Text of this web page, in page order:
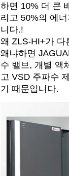
하면 10% 더 큰
리고 50%의 에
니다.!
왜 ZLS-HI+가 다
왜냐하면
수 밸브, 개별 액
고 VSD 주파수
기 때문입니다.